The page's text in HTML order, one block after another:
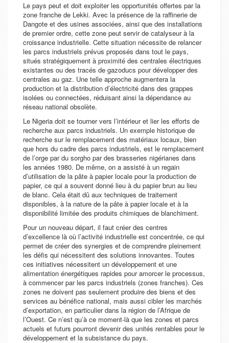
Le pays peut et doit exploiter les opportunités offertes par la
zone franche de Lekki. Avec la présence de la raffinerie de
Dangote et des usines associées, ainsi que des installations
de premier ordre, cette zone peut servir de catalyseur à la
croissance industrielle. Cette situation nécessite de relancer
les parcs industriels prévus proposés dans tout le pays,
situés stratégiquement à proximité des centrales électriques
existantes ou des tracés de gazoducs pour développer des
centrales au gaz. Une telle approche augmentera la
production et la distribution d’électricité dans des grappes
isolées ou connectées, réduisant ainsi la dépendance au
réseau national obsolète.
Le Nigeria doit se tourner vers l’intérieur et lier les efforts de
recherche aux parcs industriels. Un exemple historique de
recherche sur le remplacement des matériaux locaux, bien
que hors du cadre des parcs industriels, est le remplacement
de l’orge par du sorgho par des brasseries nigérianes dans
les années 1980. De même, on a assisté à un regain
d’utilisation de la pâte à papier locale pour la production de
papier, ce qui a souvent donné lieu à du papier brun au lieu
de blanc. Cela était dû aux techniques de traitement
disponibles, à la nature de la pâte à papier locale et à la
disponibilité limitée des produits chimiques de blanchiment.
Pour un nouveau départ, il faut créer des centres
d’excellence là où l’activité industrielle est concentrée, ce qui
permet de créer des synergies et de comprendre pleinement
les défis qui nécessitent des solutions innovantes. Toutes
ces initiatives nécessitent un développement et une
alimentation énergétiques rapides pour amorcer le processus,
à commencer par les parcs industriels (zones franches). Ces
zones ne doivent pas seulement produire des biens et des
services au bénéfice national, mais aussi cibler les marchés
d’exportation, en particulier dans la région de l’Afrique de
l’Ouest. Ce n’est qu’à ce moment-là que les zones et parcs
actuels et futurs pourront devenir des unités rentables pour le
développement et la subsistance du pays.